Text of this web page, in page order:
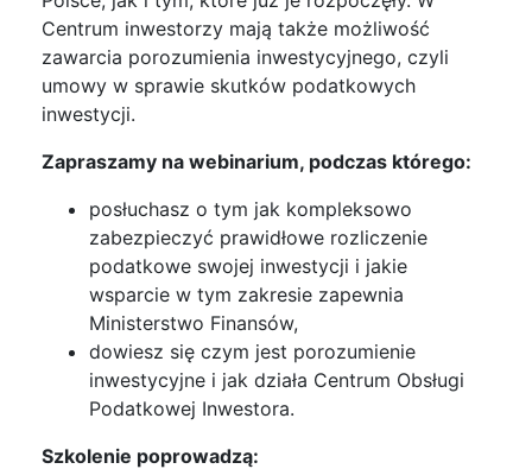
Centrum inwestorzy mają także możliwość
zawarcia porozumienia inwestycyjnego, czyli
umowy w sprawie skutków podatkowych
inwestycji.
Zapraszamy na webinarium, podczas którego:
posłuchasz o tym jak kompleksowo
zabezpieczyć prawidłowe rozliczenie
podatkowe swojej inwestycji i jakie
wsparcie w tym zakresie zapewnia
Ministerstwo Finansów,
dowiesz się czym jest porozumienie
inwestycyjne i jak działa Centrum Obsługi
Podatkowej Inwestora.
Szkolenie poprowadzą: